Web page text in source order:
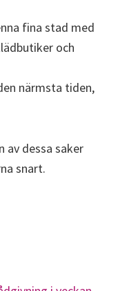
fina stad med
och
närmsta tiden,
av dessa saker
snart.